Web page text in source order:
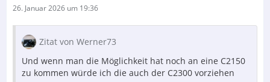
26. Januar 2026 um 19:36
Zitat von Werner73
Und wenn man die Möglichkeit hat noch an eine C2150
zu kommen würde ich die auch der C2300 vorziehen